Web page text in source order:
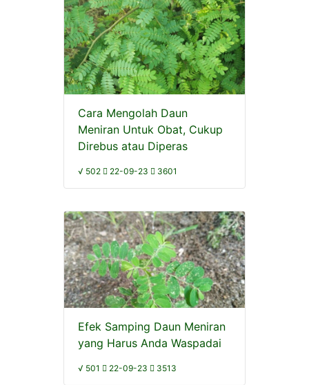
Cara Mengolah Daun
Meniran Untuk Obat, Cukup
Direbus atau Diperas
√ 502 22-09-23 3601
Efek Samping Daun Meniran
yang Harus Anda Waspadai
√ 501 22-09-23 3513